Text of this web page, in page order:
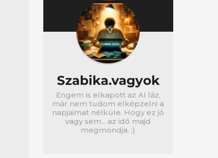
Szabika.vagyok
Engem is elkapott az AI láz,
már nem tudom elképzelni a
napjaimat nélküle. Hogy ez jó
vagy sem... az idő majd
megmondja. :)